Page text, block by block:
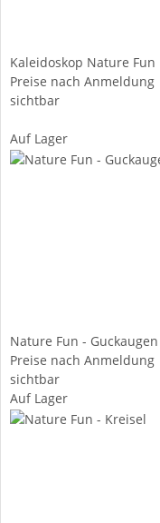
Kaleidoskop Nature Fun
Preise nach Anmeldung
sichtbar
Auf Lager
Nature Fun - Guckaugen
Preise nach Anmeldung
sichtbar
Auf Lager